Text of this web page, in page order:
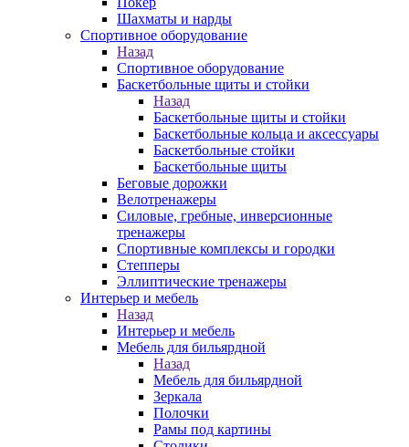
Шахматы и нарды
Спортивное оборудование
Назад
Спортивное оборудование
Баскетбольные щиты и стойки
Назад
Баскетбольные щиты и стойки
Баскетбольные кольца и аксессуары
Баскетбольные стойки
Баскетбольные щиты
Беговые дорожки
Велотренажеры
Силовые, гребные, инверсионные
тренажеры
Спортивные комплексы и городки
Степперы
Эллиптические тренажеры
Интерьер и мебель
Назад
Интерьер и мебель
Мебель для бильярдной
Назад
Мебель для бильярдной
Зеркала
Полочки
Рамы под картины